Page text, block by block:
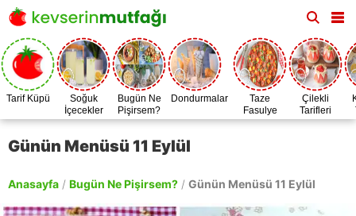
Tarif Küpü
Soğuk
İçecekler
Bugün Ne
Pişirsem?
Dondurmalar
Taze
Fasulye
Zamanı
Çilekli
Tarifleri
Günün Menüsü 11 Eylül
Anasayfa / Bugün Ne Pişirsem? / Günün Menüsü 11 Eylül